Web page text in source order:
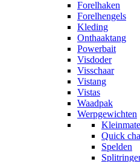
Forelhaken
Forelhengels
Kleding
Onthaaktang
Powerbait
Visdoder
Visschaar
Vistang
Vistas
Waadpak
Werpgewichten
Quick
Spelden